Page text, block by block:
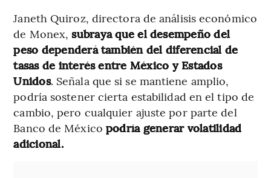
Janeth Quiroz, directora de análisis económico
de Monex,subraya que el desempeño del
peso dependerá también del diferencial de
tasas de interés entre México y Estados
Unidos. Señala que si se mantiene amplio,
podría sostener cierta estabilidad en el tipo de
cambio, pero cualquier ajuste por parte del
Banco de México podría generar volatilidad
adicional.